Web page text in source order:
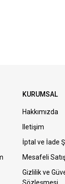
KURUMSAL
Hakkımızda
Iletişim
İptal ve İade
Mesafeli
Gizlilik ve